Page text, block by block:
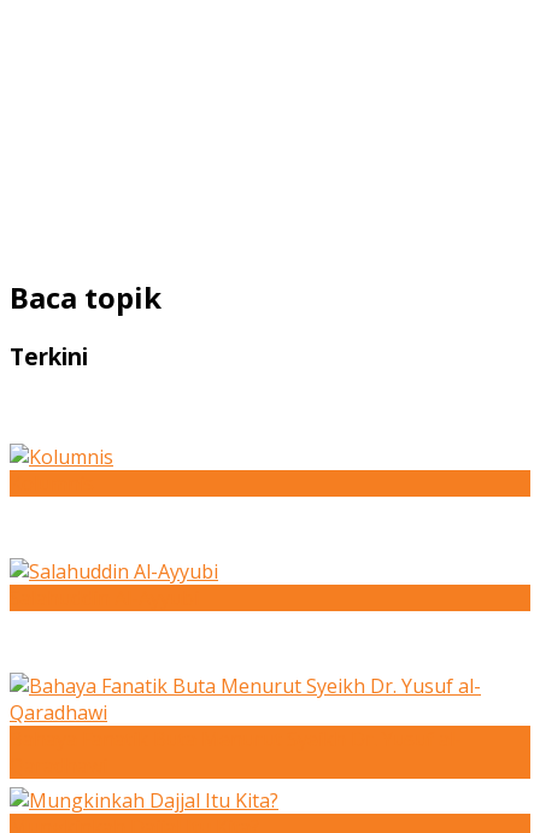
Baca topik
Terkini